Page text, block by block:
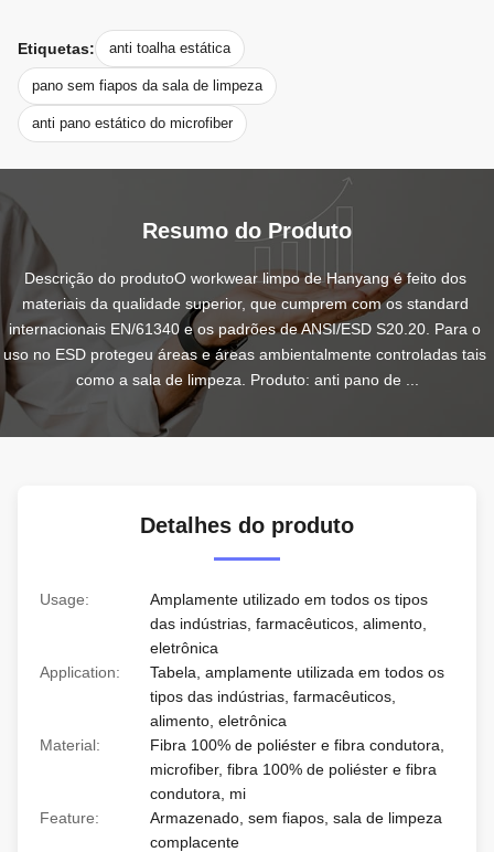
Etiquetas: anti toalha estática
pano sem fiapos da sala de limpeza
anti pano estático do microfiber
Resumo do Produto
Descrição do produtoO workwear limpo de Hanyang é feito dos
materiais da qualidade superior, que cumprem com os standard
internacionais EN/61340 e os padrões de ANSI/ESD S20.20. Para o
uso no ESD protegeu áreas e áreas ambientalmente controladas tais
como a sala de limpeza. Produto: anti pano de ...
Detalhes do produto
Usage:
Amplamente utilizado em todos os tipos
das indústrias, farmacêuticos, alimento,
eletrônica
Application:
Tabela, amplamente utilizada em todos os
tipos das indústrias, farmacêuticos,
alimento, eletrônica
Material:
Fibra 100% de poliéster e fibra condutora,
microfiber, fibra 100% de poliéster e fibra
condutora, mi
Feature:
Armazenado, sem fiapos, sala de limpeza
complacente